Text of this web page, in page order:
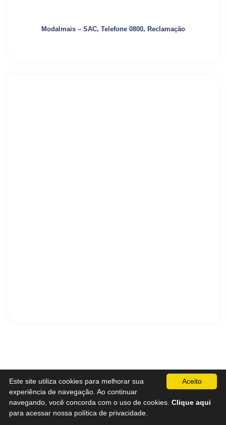
Modalmais – SAC, Telefone 0800, Reclamação
Sac0800Telefone
Sac 0800 e Telefone de Todas as Empresas - Faça uma
Avaliação/Reclamação da empresa ou produto
Aceito
Este site utiliza cookies para melhorar sua
experiência de navegação. Ao continuar
navegando, você concorda com o uso de cookies. Clique aqui
para acessar nossa política de privacidade.